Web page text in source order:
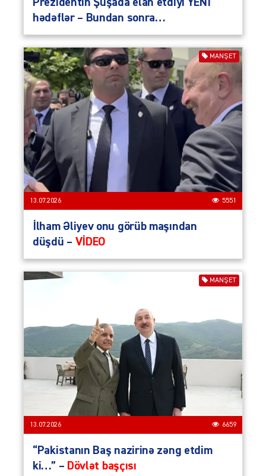
hədəflər – Bundan sonra…
MANŞET
13.07.2026 5551
İlham Əliyev onu görüb maşından
düşdü – VİDEO
MANŞET
13.07.2026 6659
“Pakistanın Baş nazirinə zəng etdim
ki…” – Dövlət başçısı